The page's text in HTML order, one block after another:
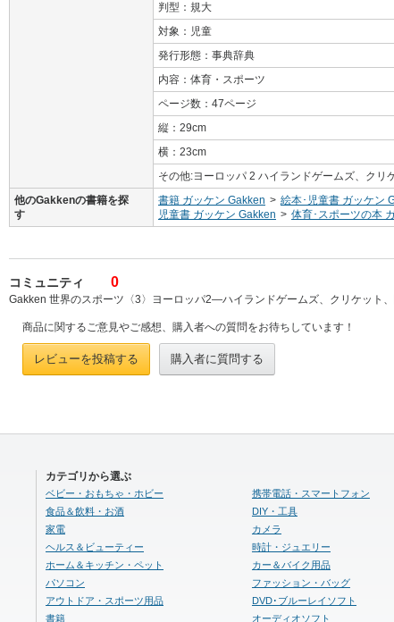
判型：規大
対象：児童
発行形態：事典辞典
内容：体育・スポーツ
ページ数：47ページ
縦：29cm
横：23cm
その他:ヨーロッパ 2 ハイランドゲームズ、クリ
他のGakkenの書籍を探
す
書籍 ガッケン Gakken > 絵本･児童書 ガッケン
児童書 ガッケン Gakken > 体育･スポーツの本
コミュニティ 0
Gakken 世界のスポーツ〈3〉ヨーロッパ2―ハイランドゲームズ、クリケット
商品に関するご意見やご感想、購入者への質問をお待ちしています！
レビューを投稿する 購入者に質問する
カテゴリから選ぶ
ベビー・おもちゃ・ホビー
食品＆飲料・お酒
家電
ヘルス＆ビューティー
ホーム＆キッチン・ペット
パソコン
アウトドア・スポーツ用品
書籍
携帯電話・スマートフォン
DIY・工具
カメラ
時計・ジュエリー
カー＆バイク用品
ファッション・バッグ
DVD･ブルーレイソフト
オーディオソフト